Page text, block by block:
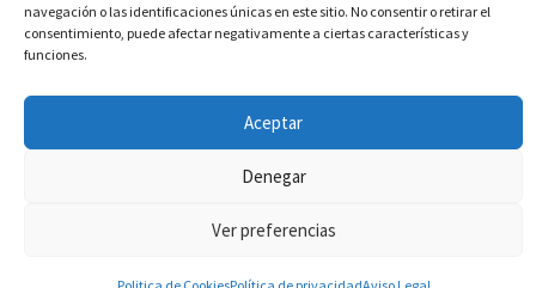
navegación o las identificaciones únicas en este sitio. No consentir o retirar el
consentimiento, puede afectar negativamente a ciertas características y
funciones.
Aceptar
Denegar
Ver preferencias
Copyright © 2026. Creado por
. Funciona con